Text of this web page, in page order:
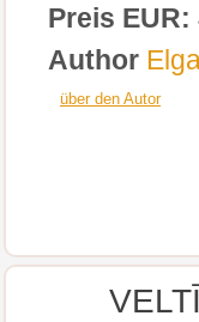
Preis EUR:
Author
über den Autor